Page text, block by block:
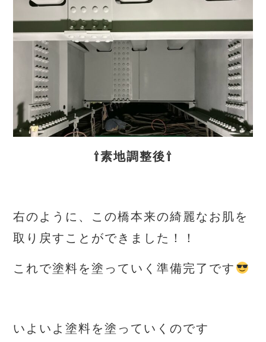
⇧素地調整後⇧
右のように、この橋本来の綺麗なお肌を
取り戻すことができました！！
これで塗料を塗っていく準備完了です
いよいよ塗料を塗っていくのです